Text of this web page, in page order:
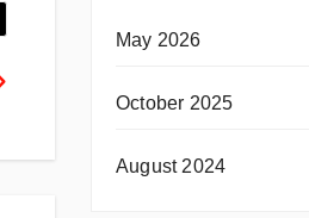
May 2026
October 2025
August 2024